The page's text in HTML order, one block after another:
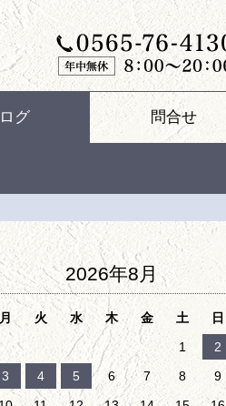
グ 問合せ
2026年8月
月 火 水 木 金 土 日
1
2
3
4 5 6 7 8
9